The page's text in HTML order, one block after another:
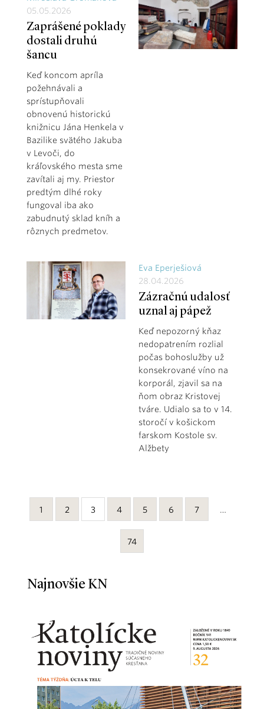
05.05.2026
Zaprášené poklady
dostali druhú
šancu
Keď koncom apríla
požehnávali a
sprístupňovali
obnovenú historickú
knižnicu Jána Henkela v
Bazilike svätého Jakuba
v Levoči, do
kráľovského mesta sme
zavítali aj my. Priestor
predtým dlhé roky
fungoval iba ako
zabudnutý sklad kníh a
rôznych predmetov.
Eva Eperješiová
28.04.2026
Zázračnú udalosť
uznal aj pápež
Keď nepozorný kňaz
nedopatrením rozlial
počas bohoslužby už
konsekrované víno na
korporál, zjavil sa na
ňom obraz Kristovej
tváre. Udialo sa to v 14.
storočí v košickom
farskom Kostole sv.
Alžbety
1 2 3 4 5 6 7 …
74
Najnovšie KN